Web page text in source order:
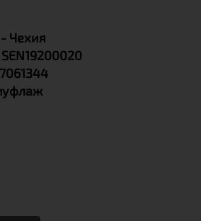
- Чехия
SEN19200020